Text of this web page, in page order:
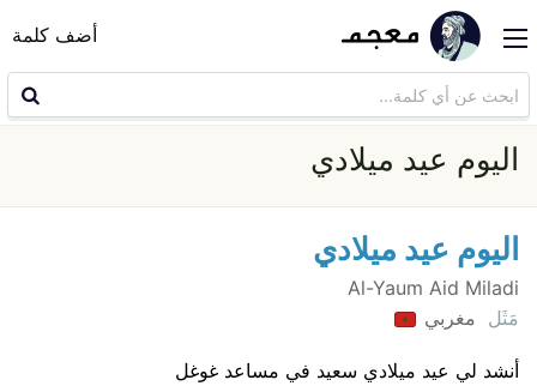
أضف كلمة
اليوم عيد ميلادي
اليوم عيد ميلادي
Al-Yaum Aid Miladi
مَثَل مغربي
أنشد لي عيد ميلادي سعيد في مساعد غوغل